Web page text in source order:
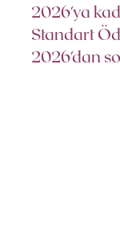
2026'ya
Standart
2026'dan